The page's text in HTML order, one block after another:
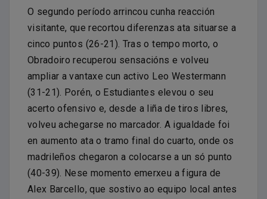
O segundo período arrincou cunha reacción
visitante, que recortou diferenzas ata situarse a
cinco puntos (26-21). Tras o tempo morto, o
Obradoiro recuperou sensacións e volveu
ampliar a vantaxe cun activo Leo Westermann
(31-21). Porén, o Estudiantes elevou o seu
acerto ofensivo e, desde a liña de tiros libres,
volveu achegarse no marcador. A igualdade foi
en aumento ata o tramo final do cuarto, onde os
madrileños chegaron a colocarse a un só punto
(40-39). Nese momento emerxeu a figura de
Alex Barcello, que sostivo ao equipo local antes